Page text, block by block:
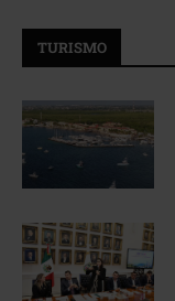
TURISMO